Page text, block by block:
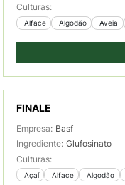
Culturas:
Alface Algodão Aveia
FINALE
Empresa: Basf
Ingrediente: Glufosinato
Culturas:
Açaí Alface Algodão